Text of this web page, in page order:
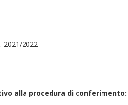
2021/2022
alla procedura di conferimento: